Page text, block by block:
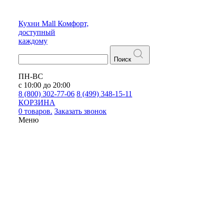
Кухни Mall Комфорт,
доступный
каждому
Поиск
ПН-ВС
с 10:00 до 20:00
8 (800) 302-77-06 8 (499) 348-15-11
КОРЗИНА
0 товаров. Заказать звонок
Меню